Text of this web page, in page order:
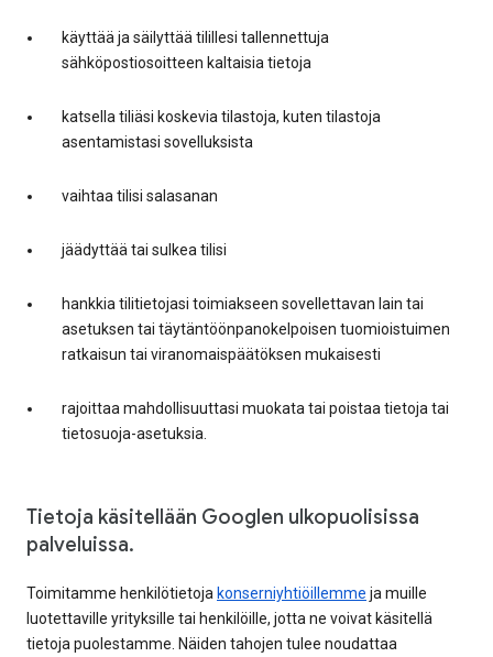
käyttää ja säilyttää tilillesi tallennettuja
sähköpostiosoitteen kaltaisia tietoja
katsella tiliäsi koskevia tilastoja, kuten tilastoja
asentamistasi sovelluksista
vaihtaa tilisi salasanan
jäädyttää tai sulkea tilisi
hankkia tilitietojasi toimiakseen sovellettavan lain tai
asetuksen tai täytäntöönpanokelpoisen tuomioistuimen
ratkaisun tai viranomaispäätöksen mukaisesti
rajoittaa mahdollisuuttasi muokata tai poistaa tietoja tai
tietosuoja-asetuksia.
Tietoja käsitellään Googlen ulkopuolisissa
palveluissa.
Toimitamme henkilötietoja konserniyhtiöillemme ja muille
luotettaville yrityksille tai henkilöille, jotta ne voivat käsitellä
tietoja puolestamme. Näiden tahojen tulee noudattaa